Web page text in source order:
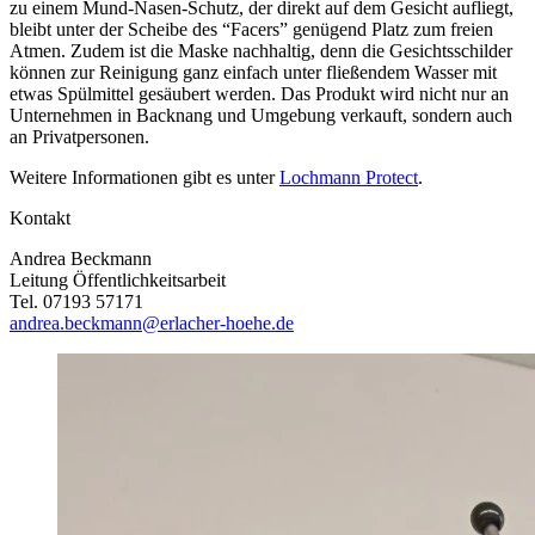
zu einem Mund-Nasen-Schutz, der direkt auf dem Gesicht aufliegt,
bleibt unter der Scheibe des “Facers” genügend Platz zum freien
Atmen. Zudem ist die Maske nachhaltig, denn die Gesichtsschilder
können zur Reinigung ganz einfach unter fließendem Wasser mit
etwas Spülmittel gesäubert werden. Das Produkt wird nicht nur an
Unternehmen in Backnang und Umgebung verkauft, sondern auch
an Privatpersonen.
Weitere Informationen gibt es unterLochmann Protect.
Kontakt
Andrea Beckmann
Leitung Öffentlichkeitsarbeit
Tel. 07193 57171
andrea.beckmann@erlacher-hoehe.de